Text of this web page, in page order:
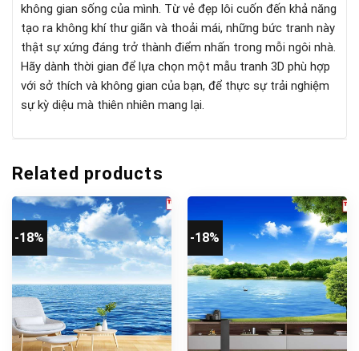
không gian sống của mình. Từ vẻ đẹp lôi cuốn đến khả năng
tạo ra không khí thư giãn và thoải mái, những bức tranh này
thật sự xứng đáng trở thành điểm nhấn trong mỗi ngôi nhà.
Hãy dành thời gian để lựa chọn một mẫu tranh 3D phù hợp
với sở thích và không gian của bạn, để thực sự trải nghiệm
sự kỳ diệu mà thiên nhiên mang lại.
Related products
-18% -18%